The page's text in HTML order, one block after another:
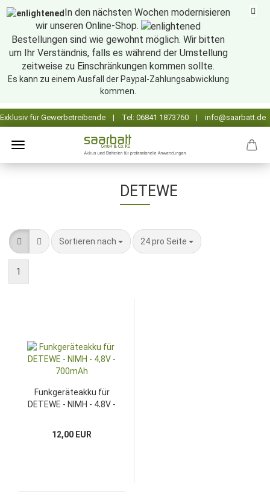
In den nächsten Wochen modernisieren
wir unseren Online-Shop.
Bestellungen sind wie gewohnt möglich. Wir bitten
um Ihr Verständnis, falls es während der Umstellung
zeitweise zu Einschränkungen kommen sollte.
Es kann zu einem Ausfall der Paypal-Zahlungsabwicklung
kommen.
DETEWE
Sortieren nach
Sortieren nach 24 pro Seite
pro Seite
1
Funkgeräteakku für
DETEWE - NIMH - 4,8V -
12,00 EUR